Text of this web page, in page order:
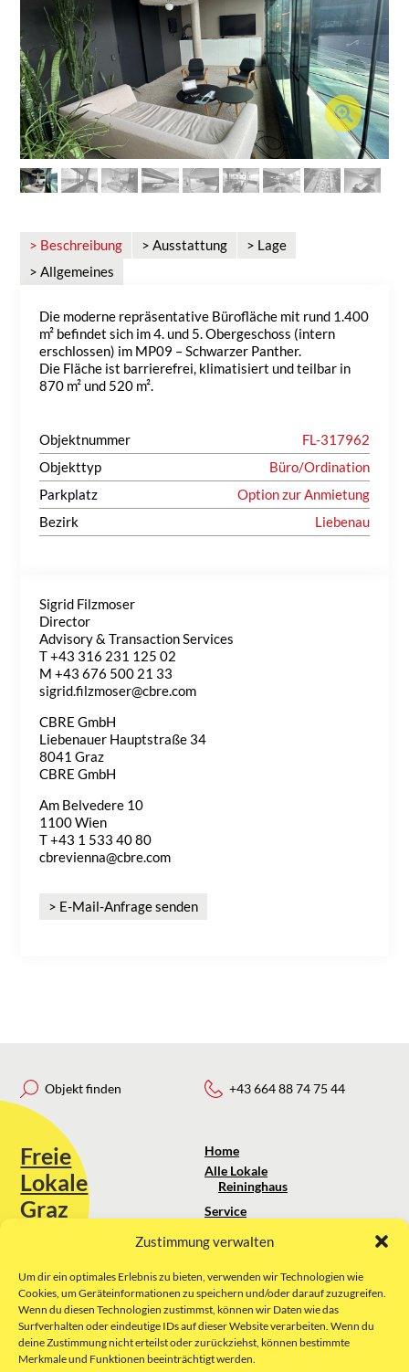
Zustimmung verwalten
Um dir ein optimales Erlebnis zu bieten, verwenden wir Technologien wie
Cookies, um Geräteinformationen zu speichern und/oder darauf zuzugreifen.
Wenn du diesen Technologien zustimmst, können wir Daten wie das
Surfverhalten oder eindeutige IDs auf dieser Website verarbeiten. Wenn du
deine Zustimmung nicht erteilst oder zurückziehst, können bestimmte
Merkmale und Funktionen beeinträchtigt werden.
> Beschreibung > Ausstattung
> Lage
> Allgemeines
Die moderne repräsentative Bürofläche mit rund 1.400
m² befindet sich im 4. und 5. Obergeschoss (intern
erschlossen) im MP09 – Schwarzer Panther.
Die Fläche ist barrierefrei, klimatisiert und teilbar in
870 m² und 520 m².
Objektnummer
FL-317962
Objekttyp
Büro/Ordination
Parkplatz
Option zur Anmietung
Bezirk
Liebenau
Sigrid Filzmoser
Director
Advisory & Transaction Services
T +43 316 231 125 02
M +43 676 500 21 33
sigrid.filzmoser@cbre.com
CBRE GmbH
Liebenauer Hauptstraße 34
8041 Graz
CBRE GmbH
Am Belvedere 10
1100 Wien
T +43 1 533 40 80
cbrevienna@cbre.com
> E-Mail-Anfrage senden
Objekt finden
Freie
Lokale
Graz
Sie erreichen uns unter:
kontakt@freielokale-graz.at
Website by Rubikon Werbeagentur
GmbH
+43 664 88 74 75 44
Home
Alle Lokale
Reininghaus
Service
Über uns
Impressum
AGB
Datenschutz
E-Mail